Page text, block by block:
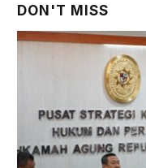
DON'T MISS